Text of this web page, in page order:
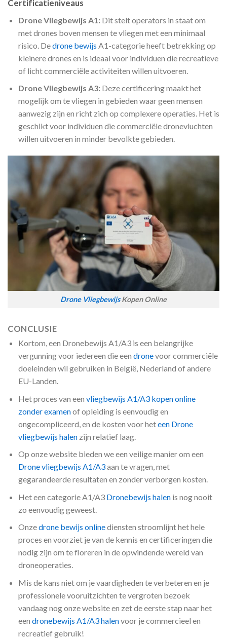
Certificatieniveaus
Drone Vliegbewijs A1:Dit stelt operators in staat om
met drones boven mensen te vliegen met een minimaal
risico. Dedrone bewijs A1-categorie heeft betrekking op
kleinere drones en is ideaal voor individuen die recreatieve
of licht commerciële activiteiten willen uitvoeren.
Drone Vliegbewijs A3:Deze certificering maakt het
mogelijk om te vliegen in gebieden waar geen mensen
aanwezig zijn en richt zich op complexere operaties. Het is
geschikt voor individuen die commerciële dronevluchten
willen uitvoeren in minder bevolkte gebieden.
Drone VliegbewijsKopen Online
CONCLUSIE
Kortom, een Dronebewijs A1/A3 is een belangrijke
vergunning voor iedereen die een dronevoor commerciële
doeleinden wil gebruiken in België, Nederland of andere
EU-Landen.
Het proces van een vliegbewijs A1/A3 kopen online
zonder examenof opleiding is eenvoudig en
ongecompliceerd, en de kosten voor heteen Drone
vliegbewijs halenzijn relatief laag.
Op onze website bieden we een veilige manier om een
Drone vliegbewijs A1/A3aan te vragen, met
gegarandeerde resultaten en zonder verborgen kosten.
Het een categorie A1/A3 Dronebewijs halenis nog nooit
zo eenvoudig geweest.
Onzedrone bewijs onlinediensten stroomlijnt het hele
proces en voorziet je van de kennis en certificeringen die
nodig zijn om te floreren in de opwindende wereld van
droneoperaties.
Mis de kans niet om je vaardigheden te verbeteren en je
professionele vooruitzichten te vergroten bezoek
vandaag nog onze website en zet de eerste stap naar het
een dronebewijs A1/A3 halenvoor je commercieel en
recreatief gebruik!